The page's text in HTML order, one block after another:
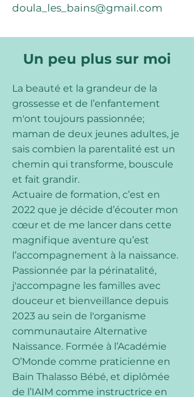
doula_les_bains@gmail.com
Un peu plus sur moi
La beauté et la grandeur de la
grossesse et de l’enfantement
m'ont toujours passionnée;
maman de deux jeunes adultes, je
sais combien la parentalité est un
chemin qui transforme, bouscule
et fait grandir.
Actuaire de formation, c’est en
2022 que je décide d’écouter mon
cœur et de me lancer dans cette
magnifique aventure qu’est
l’accompagnement à la naissance.
Passionnée par la périnatalité,
j'accompagne les familles avec
douceur et bienveillance depuis
2023 au sein de l'organisme
communautaire Alternative
Naissance. Formée à l’Académie
O’Monde comme praticienne en
Bain Thalasso Bébé, et diplômée
de l’IAIM comme instructrice en